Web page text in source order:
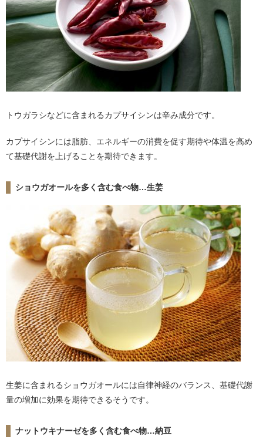
トウガラシなどに含まれるカプサイシンは辛み成分です。
カプサイシンには脂肪、エネルギーの消費を促す期待や体温を高め
て基礎代謝を上げることを期待できます。
ショウガオールを多く含む食べ物…生姜
生姜に含まれるショウガオールには自律神経のバランス、基礎代謝
量の増加に効果を期待できるそうです。
ナットウキナーゼを多く含む食べ物…納豆